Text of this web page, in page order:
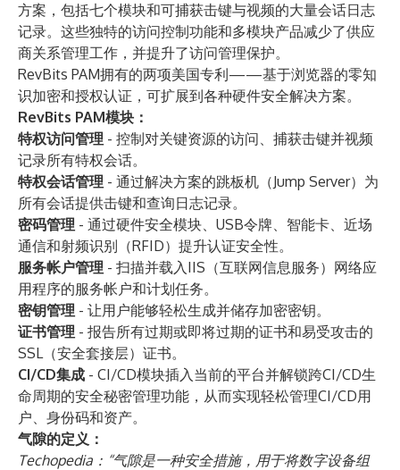
方案，包括七个模块和可捕获击键与视频的大量会话日志
记录。这些独特的访问控制功能和多模块产品减少了供应
商关系管理工作，并提升了访问管理保护。
RevBits PAM拥有的两项美国专利——基于浏览器的零知
识加密和授权认证，可扩展到各种硬件安全解决方案。
RevBits PAM模块：
特权访问管理 - 控制对关键资源的访问、捕获击键并视频
记录所有特权会话。
特权会话管理 - 通过解决方案的跳板机（Jump Server）为
所有会话提供击键和查询日志记录。
密码管理 - 通过硬件安全模块、USB令牌、智能卡、近场
通信和射频识别（RFID）提升认证安全性。
服务帐户管理 - 扫描并载入IIS（互联网信息服务）网络应
用程序的服务帐户和计划任务。
密钥管理 - 让用户能够轻松生成并储存加密密钥。
证书管理 - 报告所有过期或即将过期的证书和易受攻击的
SSL（安全套接层）证书。
CI/CD集成 - CI/CD模块插入当前的平台并解锁跨CI/CD生
命周期的安全秘密管理功能，从而实现轻松管理CI/CD用
户、身份码和资产。
气隙的定义：
Techopedia：“气隙是一种安全措施，用于将数字设备组